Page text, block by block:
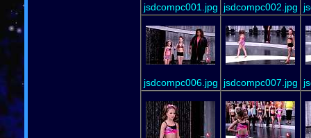
jsdcompc001.jpg jsdcompc002.jpg
jsdcompc006.jpg jsdcompc007.jpg